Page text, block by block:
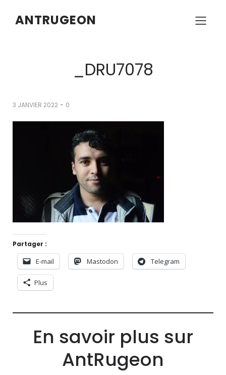
ANTRUGEON
_DRU7078
3 JANVIER 2022 - 0
Partager :
E-mail Mastodon Telegram
Plus
En savoir plus sur
AntRugeon